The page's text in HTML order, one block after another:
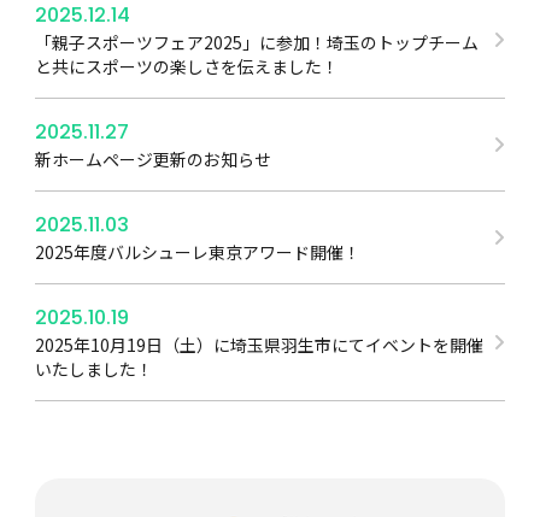
2025.12.14
「親子スポーツフェア2025」に参加！埼玉のトップチーム
と共にスポーツの楽しさを伝えました！
2025.11.27
新ホームページ更新のお知らせ
2025.11.03
2025年度バルシューレ東京アワード開催！
2025.10.19
2025年10月19日（土）に埼玉県羽生市にてイベントを開催
いたしました！